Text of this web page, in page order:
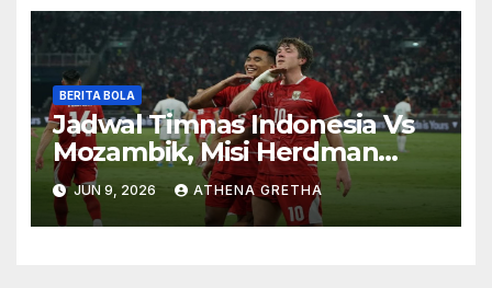
BERITA BOLA
Jadwal Timnas Indonesia Vs
Mozambik, Misi Herdman
Terus Bertumbuh
JUN 9, 2026 ATHENA GRETHA